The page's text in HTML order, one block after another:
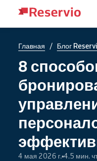
Главная / Блог
8
4 мая 2026 г. 4.5 мин.